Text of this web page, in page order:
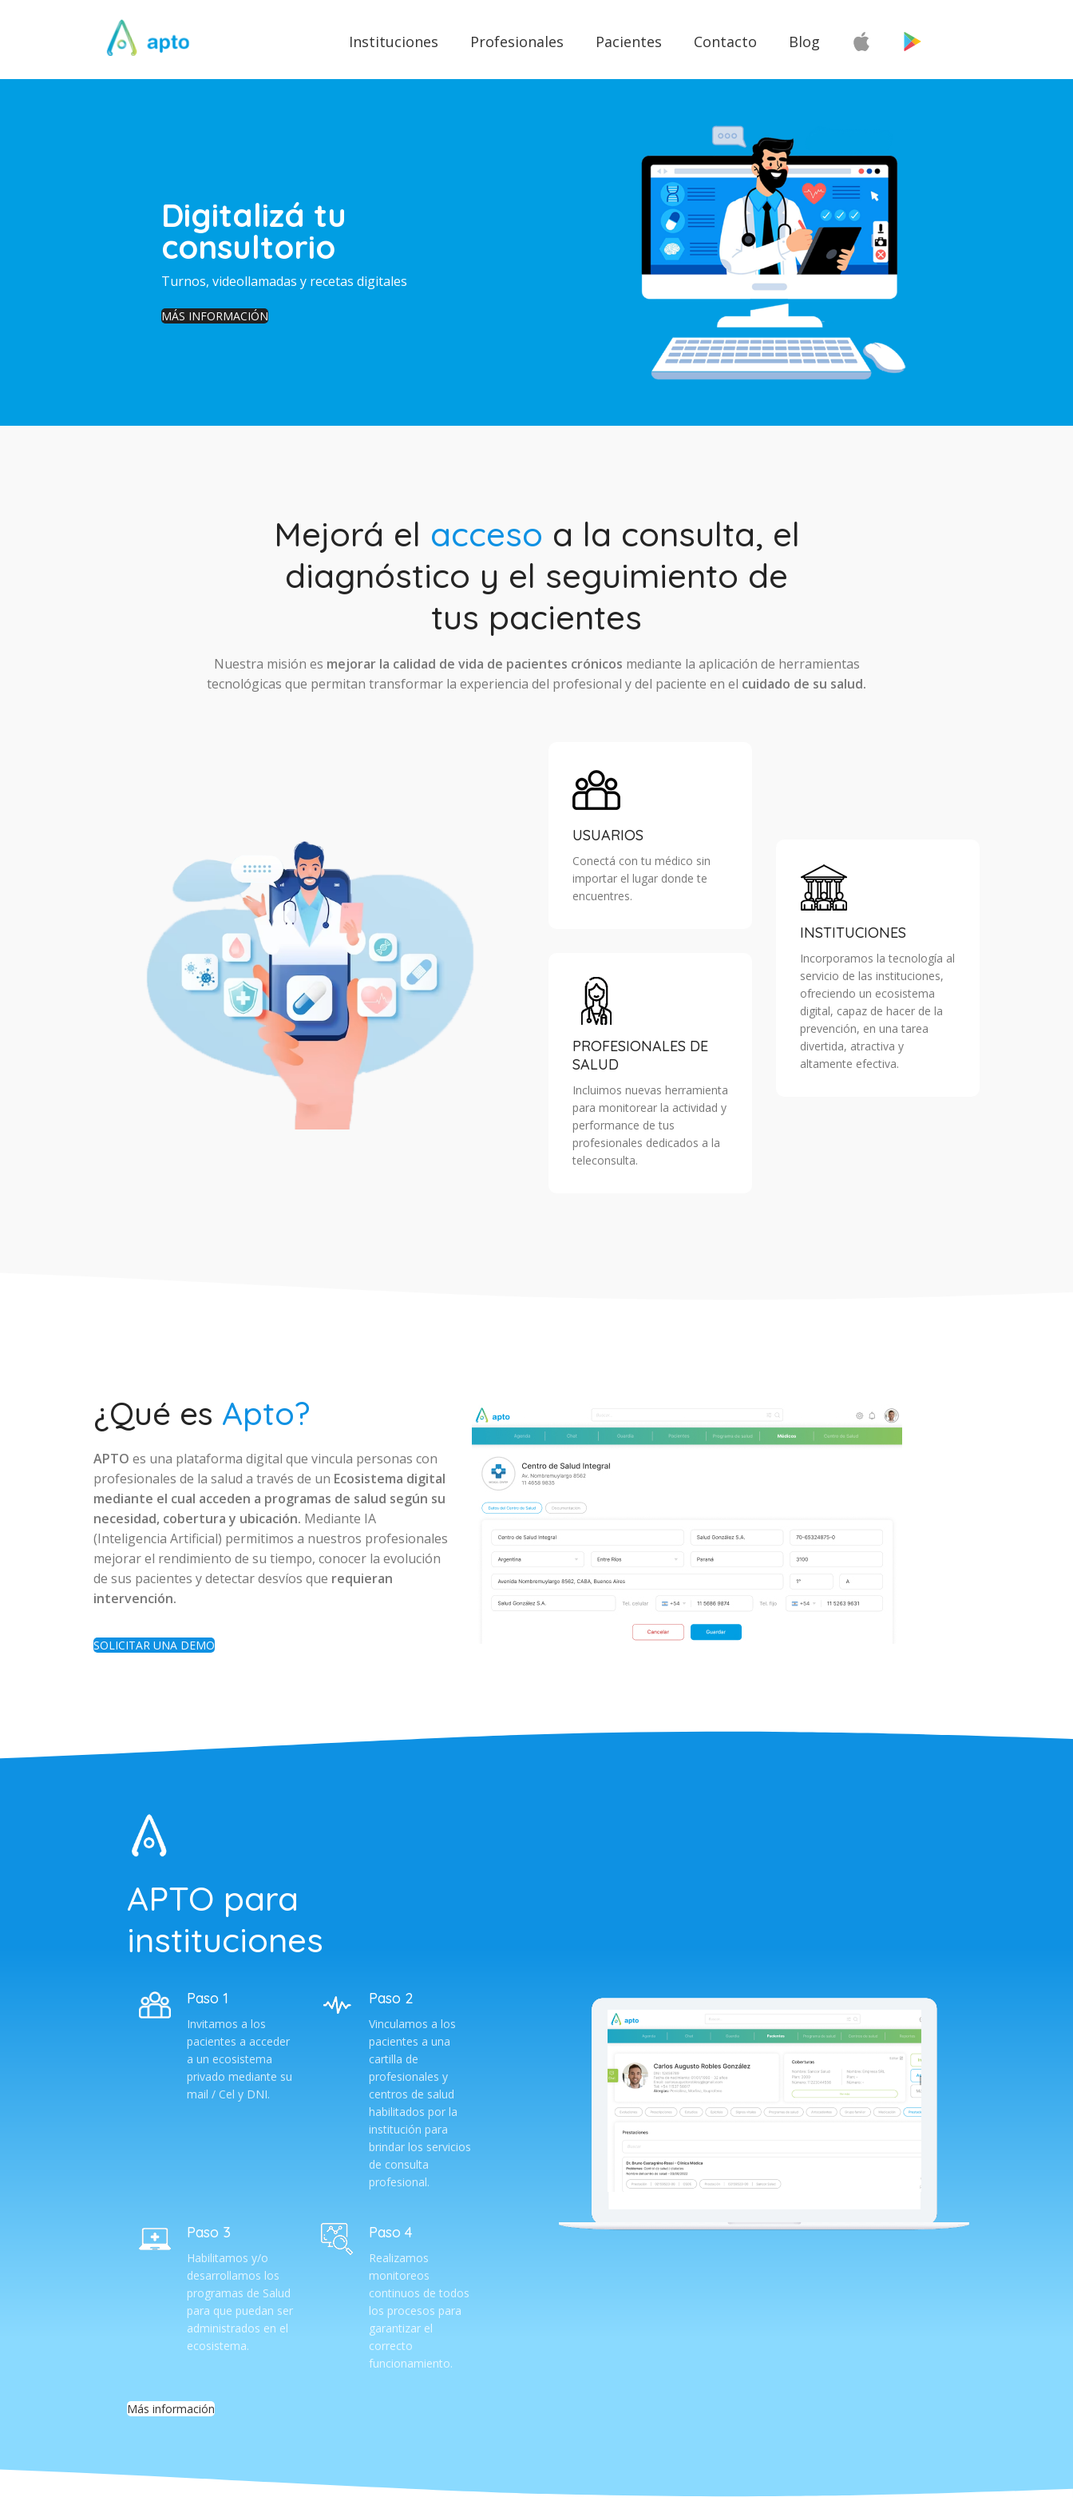
Instituciones Profesionales Pacientes Contacto Blog
Digitalizá tu
consultorio
Turnos, videollamadas y recetas digitales
MÁS INFORMACIÓN
Mejorá el acceso a la consulta, el
diagnóstico y el seguimiento de
tus pacientes
Nuestra misión es mejorar la calidad de vida de pacientes crónicos mediante la aplicación de herramientas
tecnológicas que permitan transformar la experiencia del profesional y del paciente en el cuidado de su salud.
USUARIOS
Conectá con tu médico sin
importar el lugar donde te
encuentres.
PROFESIONALES DE
SALUD
Incluimos nuevas herramienta
para monitorear la actividad y
performance de tus
profesionales dedicados a la
teleconsulta.
INSTITUCIONES
Incorporamos la tecnología al
servicio de las instituciones,
ofreciendo un ecosistema
digital, capaz de hacer de la
prevención, en una tarea
divertida, atractiva y
altamente efectiva.
¿Qué es Apto?
APTO es una plataforma digital que vincula personas con
profesionales de la salud a través de un Ecosistema digital
mediante el cual acceden a programas de salud según su
necesidad, cobertura y ubicación. Mediante IA
(Inteligencia Artificial) permitimos a nuestros profesionales
mejorar el rendimiento de su tiempo, conocer la evolución
de sus pacientes y detectar desvíos que requieran
intervención.
SOLICITAR UNA DEMO
APTO para
instituciones
Paso 1
Invitamos a los
pacientes a acceder
a un ecosistema
privado mediante su
mail / Cel y DNI.
Paso 2
Vinculamos a los
pacientes a una
cartilla de
profesionales y
centros de salud
habilitados por la
institución para
brindar los servicios
de consulta
profesional.
Paso 3
Habilitamos y/o
desarrollamos los
programas de Salud
para que puedan ser
administrados en el
ecosistema.
Paso 4
Realizamos
monitoreos
continuos de todos
los procesos para
garantizar el
correcto
funcionamiento.
Más información